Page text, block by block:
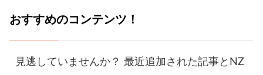
おすすめのコンテンツ！
見逃していませんか？ 最近追加された記事とNZ